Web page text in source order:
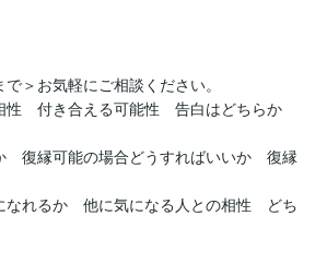
＞お気軽にご相談ください。
　付き合える可能性　告白はどちらか
復縁可能の場合どうすればいいか　復縁
れるか　他に気になる人との相性　どち